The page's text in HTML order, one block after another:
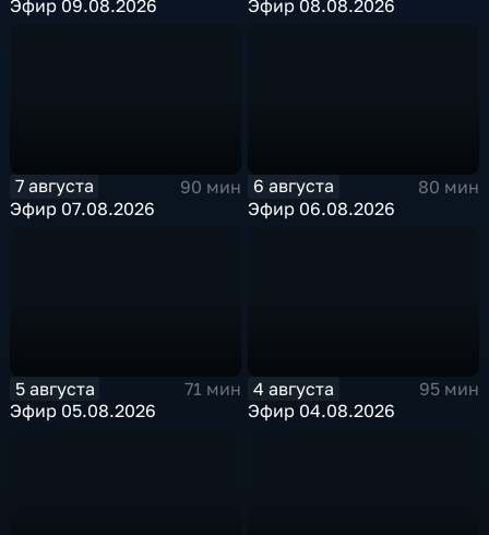
Эфир 09.08.2026 Эфир 08.08.2026
7 августа
90 мин
Эфир 07.08.2026
6 августа
80 мин
Эфир 06.08.2026
5 августа
71 мин
Эфир 05.08.2026
4 августа
95 мин
Эфир 04.08.2026